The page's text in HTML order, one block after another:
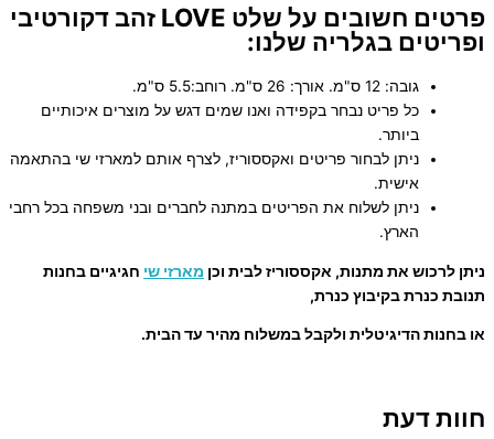
פרטים חשובים על שלט LOVE זהב דקורטיבי
ופריטים בגלריה שלנו:
גובה: 12 ס"מ. אורך: 26 ס"מ. רוחב:5.5 ס"מ.
כל פריט נבחר בקפידה ואנו שמים דגש על מוצרים איכותיים
ביותר.
ניתן לבחור פריטים ואקססוריז, לצרף אותם למארזי שי בהתאמה
אישית.
ניתן לשלוח את הפריטים במתנה לחברים ובני משפחה בכל רחבי
הארץ.
ניתן לרכוש את מתנות, אקססוריז לבית וכן מארזי שי חגיגיים בחנות
תנובת כנרת בקיבוץ כנרת,
או בחנות הדיגיטלית ולקבל במשלוח מהיר עד הבית.
חוות דעת